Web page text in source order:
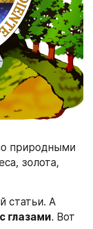
природными
золота,
статьи. А
глазами. Вот